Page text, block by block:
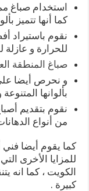
استخدام صباغ
كما أنها تتميز
نقوم باستيراد
للحرارة و عازلة
صباغ المنطقة
و نحرص أيضا على
بألوانها
نقوم بتقديم
من أنواع
كما يقوم أيضا فني
للمزايا الأخرى
الكويت ، كما انه
كبيرة .